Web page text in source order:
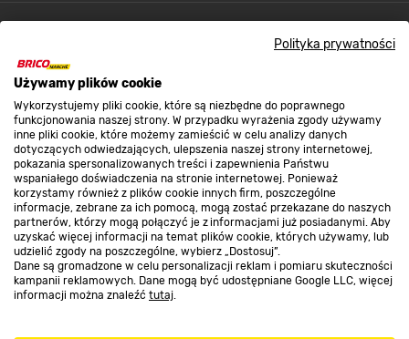
Polityka prywatności
Używamy plików cookie
Wykorzystujemy pliki cookie, które są niezbędne do poprawnego
funkcjonowania naszej strony. W przypadku wyrażenia zgody używamy
inne pliki cookie, które możemy zamieścić w celu analizy danych
dotyczących odwiedzających, ulepszenia naszej strony internetowej,
pokazania spersonalizowanych treści i zapewnienia Państwu
wspaniałego doświadczenia na stronie internetowej. Ponieważ
korzystamy również z plików cookie innych firm, poszczególne
informacje, zebrane za ich pomocą, mogą zostać przekazane do naszych
partnerów, którzy mogą połączyć je z informacjami już posiadanymi. Aby
uzyskać więcej informacji na temat plików cookie, których używamy, lub
udzielić zgody na poszczególne, wybierz „Dostosuj”.
Dane są gromadzone w celu personalizacji reklam i pomiaru skuteczności
kampanii reklamowych. Dane mogą być udostępniane Google LLC, więcej
informacji można znaleźć tutaj.
Strefa biznesu
Dołącz do nas
Metody płatności